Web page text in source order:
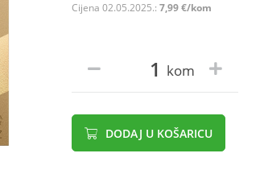
Cijena 02.05.2025.: 7,99 €/kom
kom
DODAJ U KOŠARICU